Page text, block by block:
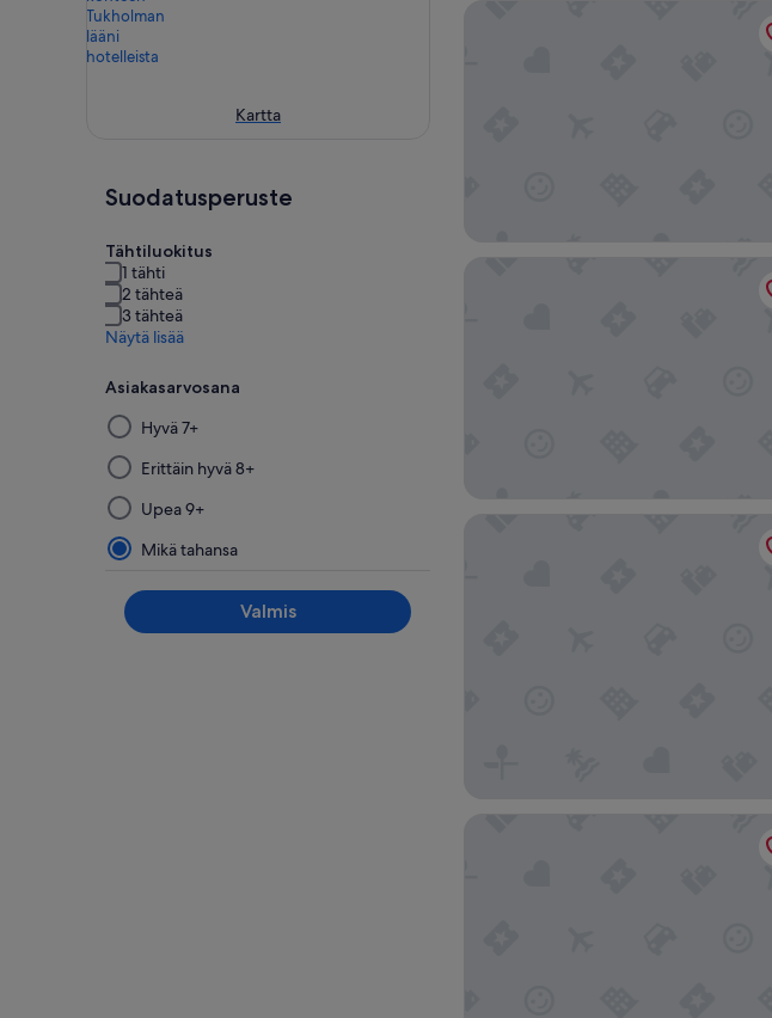
Kartta
Suodatusperuste
Tähtiluokitus
1 tähti
2 tähteä
3 tähteä
Näytä lisää
Asiakasarvosana
Suodattimen
valitseminen
tästä
ryhmästä
päivittää
hakutulokset
Hyvä 7+
Erittäin hyvä 8+
Upea 9+
Mikä tahansa
Valmis